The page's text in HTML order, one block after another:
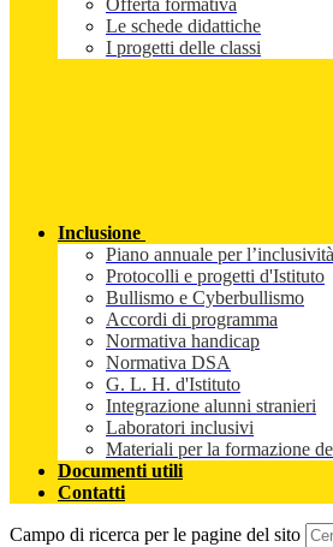
Offerta formativa
Le schede didattiche
I progetti delle classi
Inclusione
Piano annuale per l’inclusività
Protocolli e progetti d'Istituto
Bullismo e Cyberbullismo
Accordi di programma
Normativa handicap
Normativa DSA
G. L. H. d'Istituto
Integrazione alunni stranieri
Laboratori inclusivi
Materiali per la formazione
Documenti utili
Contatti
Campo di ricerca per le pagine del sito